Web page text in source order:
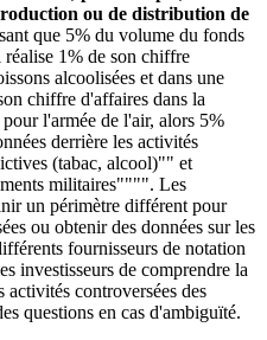
ou de distribution de
que 5% du volume du fonds
1% de son chiffre
alcoolisées et dans une
chiffre d'affaires dans la
l'armée de l'air, alors 5%
derrière les activités
(tabac, alcool)"" et
militaires"""". Les
un périmètre différent pour
ou obtenir des données sur les
fournisseurs de notation
investisseurs de comprendre la
controversées des
questions en cas d'ambiguïté.